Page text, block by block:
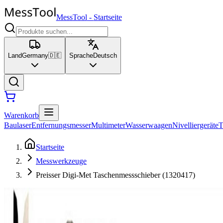
MessTool - Startseite
LandGermany🇩🇪 SpracheDeutsch
Warenkorb
BaulaserEntfernungsmesserMultimeterWasserwaagenNivelliergeräte
Startseite
Messwerkzeuge
Preisser Digi-Met Taschenmessschieber (1320417)